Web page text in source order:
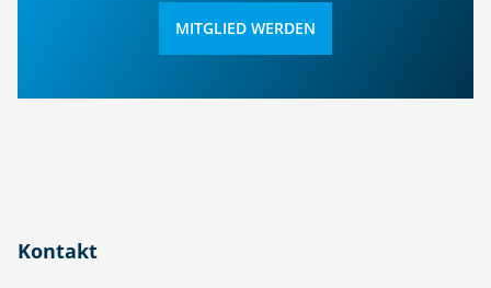
MITGLIED WERDEN
Kontakt